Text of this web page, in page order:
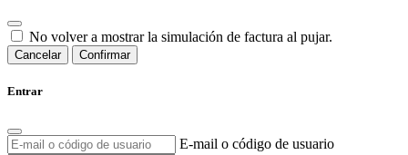
No volver a mostrar la simulación de factura al pujar.
Cancelar Confirmar
Entrar
E-mail o código de usuario